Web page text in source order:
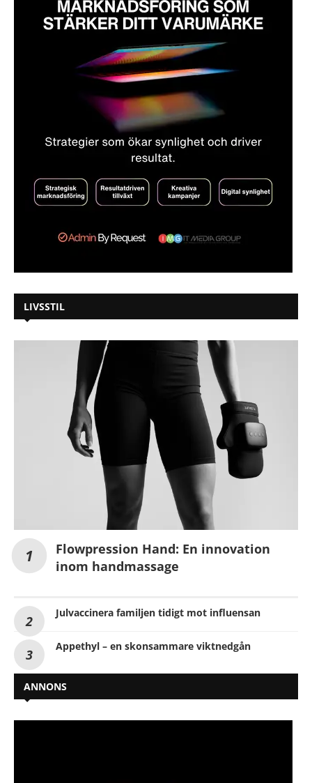
LIVSSTIL
Flowpression Hand: En innovation
inom handmassage
Julvaccinera familjen tidigt mot influensan
Appethyl – en skonsammare viktnedgån
ANNONS